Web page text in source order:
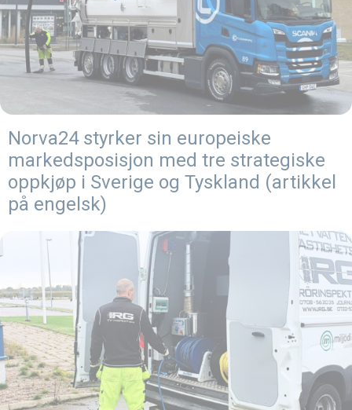
Norva24 styrker sin europeiske
markedsposisjon med tre strategiske
oppkjøp i Sverige og Tyskland (artikkel
på engelsk)